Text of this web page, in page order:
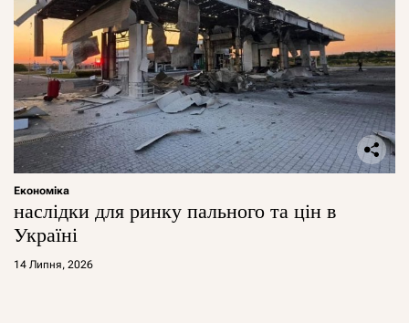
Економіка
наслідки для ринку пального та цін в
Україні
14 Липня, 2026